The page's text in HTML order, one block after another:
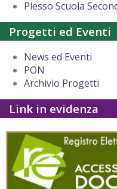
Plesso Scuola
Progetti ed Eventi
News ed Eventi
PON
Archivio Progetti
Link in evidenza